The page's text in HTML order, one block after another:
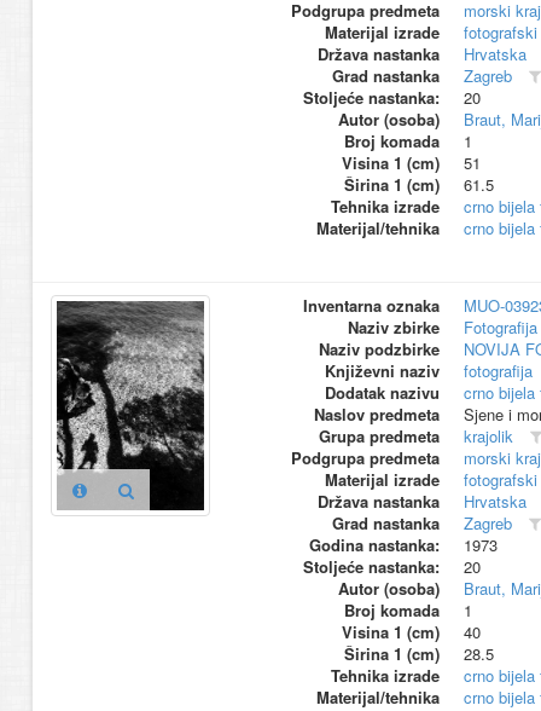
Podgrupa predmeta
morski
Materijal izrade
fotografski
Država nastanka
Hrvatska
Grad nastanka
Zagreb
Stoljeće nastanka:
20
Autor (osoba)
Braut,
Broj komada
1
Visina 1 (cm)
51
Širina 1 (cm)
61.5
Tehnika izrade
crno bijela
Materijal/tehnika
crno bijela
Inventarna oznaka
MUO-
Naziv zbirke
Naziv podzbirke
NOVIJA
Književni naziv
fotografija
Dodatak nazivu
crno bijela
Naslov predmeta
Sjene i
Grupa predmeta
krajolik
Podgrupa predmeta
morski
Materijal izrade
fotografski
Država nastanka
Hrvatska
Grad nastanka
Zagreb
Godina nastanka:
1973
Stoljeće nastanka:
20
Autor (osoba)
Braut,
Broj komada
1
Visina 1 (cm)
40
Širina 1 (cm)
28.5
Tehnika izrade
crno bijela
Materijal/tehnika
crno bijela